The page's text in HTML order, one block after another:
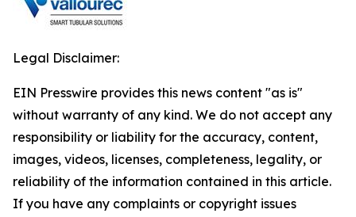
Legal Disclaimer:
EIN Presswire provides this news content "as is"
without warranty of any kind. We do not accept any
responsibility or liability for the accuracy, content,
images, videos, licenses, completeness, legality, or
reliability of the information contained in this article.
If you have any complaints or copyright issues